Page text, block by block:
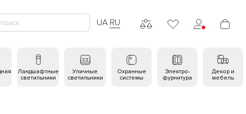
UA RU
Ландшафтные
светильники
Уличные
светильники
Охранные
системы
Электро-
фурнитура
Декор и
мебель